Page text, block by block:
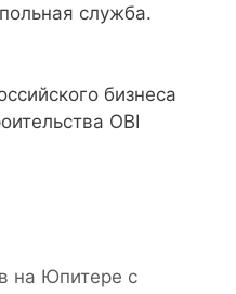
служба.
на Юпитере с